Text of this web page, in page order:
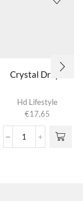
Crystal Drops
Hd Lifestyle
€17,65
Crystal